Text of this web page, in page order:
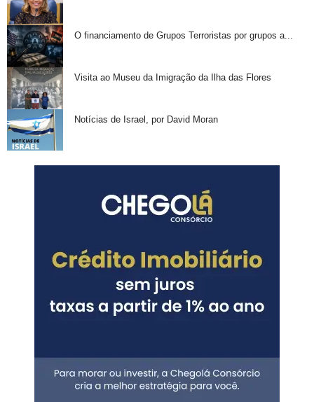
O financiamento de Grupos Terroristas por grupos a...
Visita ao Museu da Imigração da Ilha das Flores
Notícias de Israel, por David Moran